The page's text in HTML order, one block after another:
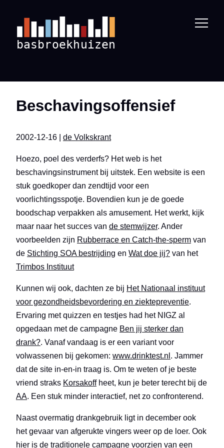
Beschavingsoffensief
2002-12-16 | de Volkskrant
Hoezo, poel des verderfs? Het web is het
beschavingsinstrument bij uitstek. Een website is een
stuk goedkoper dan zendtijd voor een
voorlichtingsspotje. Bovendien kun je de goede
boodschap verpakken als amusement. Het werkt, kijk
maar naar het succes van de stemwijzer. Ander
voorbeelden zijn Rubberrace en Catch-the-sperm van
de Stichting SOA bestrijding en Wat doe jij? van het
Trimbos Instituut
Kunnen wij ook, dachten ze bij Het Nationaal instituut
voor gezondheidsbevordering en ziektepreventie.
Ervaring met quizzen en testjes had het NIGZ al
opgedaan met de campagne Ben jij sterker dan
drank?. Vanaf vandaag is er een variant voor
volwassenen bij gekomen: www.drinktest.nl . Jammer
dat de site in-en-in traag is. Om te weten of je beste
vriend straks Korsakoffheet, kun je beter terecht bij de
AA. Een stuk minder interactief, net zo confronterend.
Naast overmatig drankgebruik ligt in december ook
het gevaar van afgerukte vingers weer op de loer. Ook
hier is de traditionele campagne voorzien van een